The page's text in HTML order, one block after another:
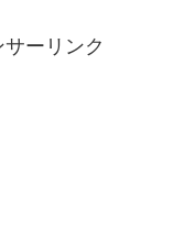
サーリンク